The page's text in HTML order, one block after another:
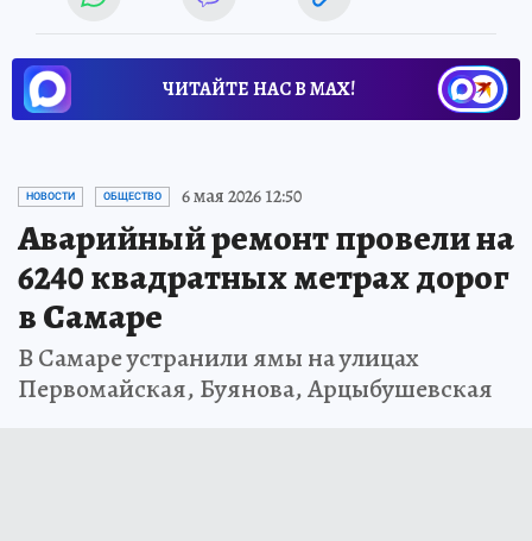
ЧИТАЙТЕ НАС В МАХ!
НОВОСТИ ОБЩЕСТВО 6 мая 2026 12:50
Аварийный ремонт провели на
6240 квадратных метрах дорог
в Самаре
В Самаре устранили ямы на улицах
Первомайская, Буянова, Арцыбушевская